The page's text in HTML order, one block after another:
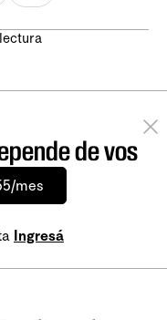
de vos
mes
Ingresá